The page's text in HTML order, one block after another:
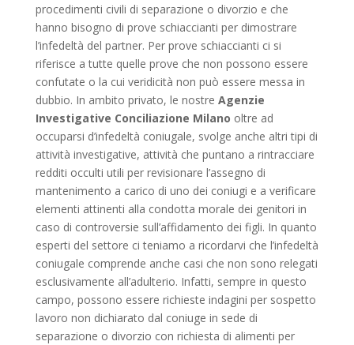
procedimenti civili di separazione o divorzio e che
hanno bisogno di prove schiaccianti per dimostrare
l’infedeltà del partner. Per prove schiaccianti ci si
riferisce a tutte quelle prove che non possono essere
confutate o la cui veridicità non può essere messa in
dubbio. In ambito privato, le nostre Agenzie
Investigative Conciliazione Milano oltre ad
occuparsi d’infedeltà coniugale, svolge anche altri tipi di
attività investigative, attività che puntano a rintracciare
redditi occulti utili per revisionare l’assegno di
mantenimento a carico di uno dei coniugi e a verificare
elementi attinenti alla condotta morale dei genitori in
caso di controversie sull’affidamento dei figli. In quanto
esperti del settore ci teniamo a ricordarvi che l’infedeltà
coniugale comprende anche casi che non sono relegati
esclusivamente all’adulterio. Infatti, sempre in questo
campo, possono essere richieste indagini per sospetto
lavoro non dichiarato dal coniuge in sede di
separazione o divorzio con richiesta di alimenti per